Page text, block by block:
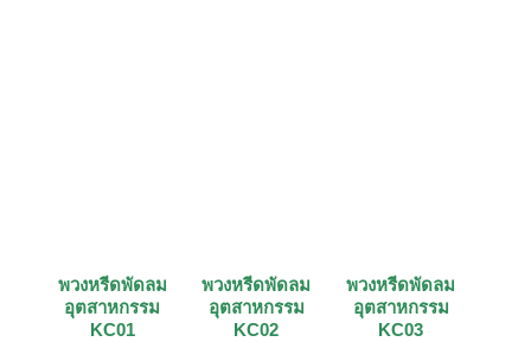
พวงหรีดพัดลม
อุตสาหกรรม
KC01
พวงหรีดพัดลม
อุตสาหกรรม
KC02
พวงหรีดพัดลม
อุตสาหกรรม
KC03